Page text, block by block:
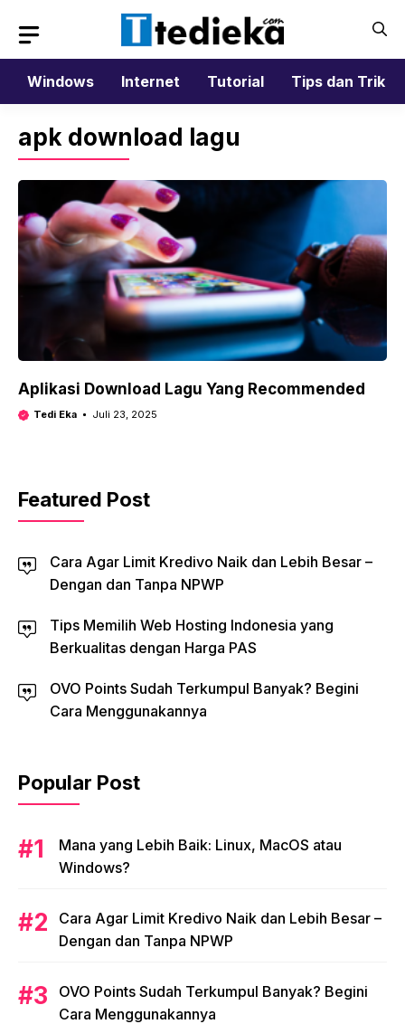
isi
Windows
Internet Tutorial Tips dan Trik
apk download lagu
Aplikasi Download Lagu Yang Recommended
Tedi Eka Juli 23, 2025
Featured Post
Cara Agar Limit Kredivo Naik dan Lebih Besar –
Dengan dan Tanpa NPWP
Tips Memilih Web Hosting Indonesia yang
Berkualitas dengan Harga PAS
OVO Points Sudah Terkumpul Banyak? Begini
Cara Menggunakannya
Popular Post
Mana yang Lebih Baik: Linux, MacOS atau
Windows?
Cara Agar Limit Kredivo Naik dan Lebih Besar –
Dengan dan Tanpa NPWP
OVO Points Sudah Terkumpul Banyak? Begini
Cara Menggunakannya